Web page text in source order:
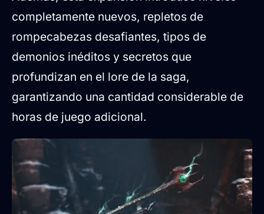
completamente nuevos, repletos de
rompecabezas desafiantes, tipos de
demonios inéditos y secretos que
profundizan en el lore de la saga,
garantizando una cantidad considerable de
horas de juego adicional.